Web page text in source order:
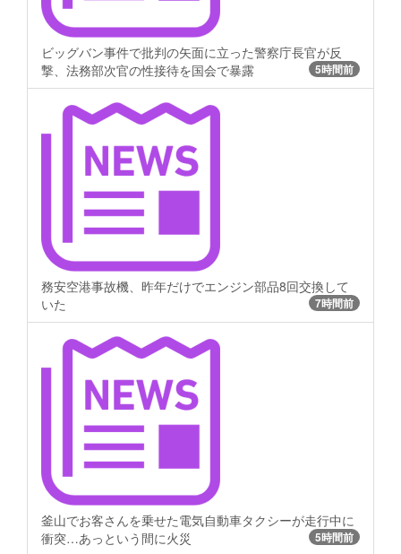
ビッグバン事件で批判の矢面に立った警察庁長官が反
撃、法務部次官の性接待を国会で暴露
5時間前
務安空港事故機、昨年だけでエンジン部品8回交換して
いた
7時間前
釜山でお客さんを乗せた電気自動車タクシーが走行中に
衝突…あっという間に火災
5時間前